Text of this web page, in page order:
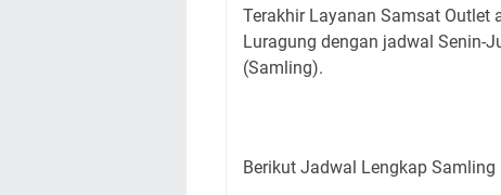
Terakhir Layanan Samsat Outlet
Luragung dengan jadwal Senin-
(Samling).
Berikut Jadwal Lengkap Samling